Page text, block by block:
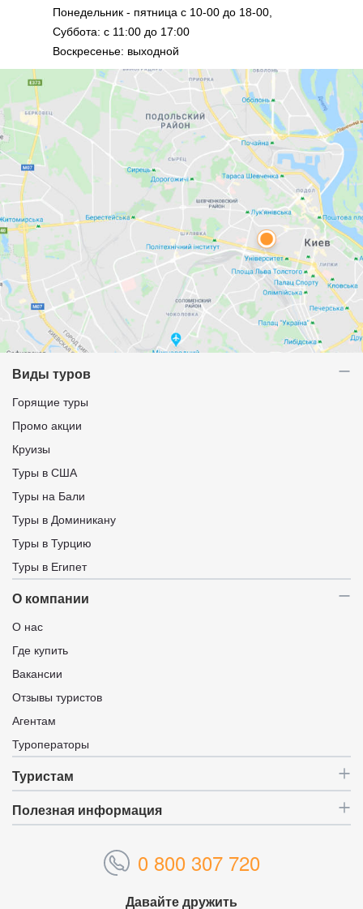
Понедельник - пятница с 10-00 до 18-00,
Суббота: с 11:00 до 17:00
Воскресенье: выходной
Виды туров
Горящие туры
Промо акции
Круизы
Туры в США
Туры на Бали
Туры в Доминикану
Туры в Турцию
Туры в Египет
О компании
О нас
Где купить
Вакансии
Отзывы туристов
Агентам
Туроператоры
Туристам
Полезная информация
0 800 307 720
Давайте дружить